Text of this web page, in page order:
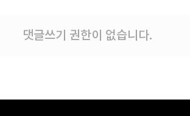
댓글쓰기 권한이 없습니다.